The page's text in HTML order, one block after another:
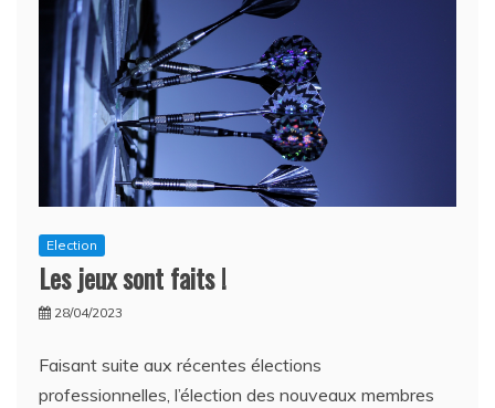
Election
Les jeux sont faits !
28/04/2023
Faisant suite aux récentes élections
professionnelles, l’élection des nouveaux membres